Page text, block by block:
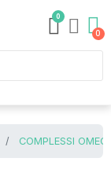
0
COMPLESSI